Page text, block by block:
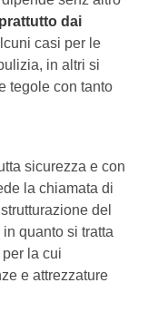
dai
casi per le
in altri si
tegole con tanto
sicurezza e con
la chiamata di
del
quanto si tratta
la cui
e attrezzature